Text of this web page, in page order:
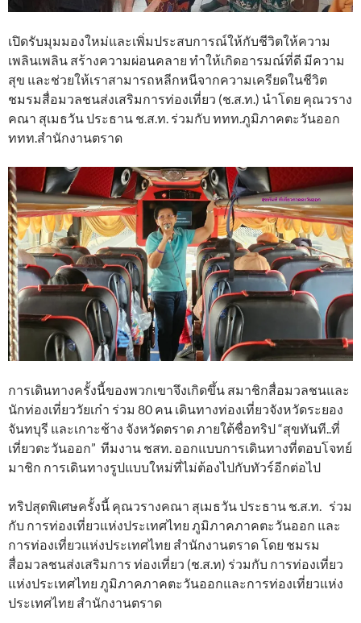
เปิดรับมุมมองใหม่และเพิ่มประสบการณ์ให้กับชีวิตให้ความ
เพลินเพลิน สร้างความผ่อนคลาย ทำให้เกิดอารมณ์ที่ดี มีความ
สุข และช่วยให้เราสามารถหลีกหนีจากความเครียดในชีวิต
ชมรมสื่อมวลชนส่งเสริมการท่องเที่ยว (ช.ส.ท.) นำโดย คุณวราง
คณา สุเมธวัน ประธาน ช.ส.ท. ร่วมกับ ททท.ภูมิภาคตะวันออก
ททท.สำนักงานตราด
การเดินทางครั้งนี้ของพวกเขาจึงเกิดขึ้น สมาชิกสื่อมวลชนและ
นักท่องเที่ยววัยเก๋า ร่วม 80 คน เดินทางท่องเที่ยวจังหวัดระยอง
จันทบุรี และเกาะช้าง จังหวัดตราด ภายใต้ชื่อทริป “สุขทันที..ที่
เที่ยวตะวันออก” ทีมงาน ชสท. ออกแบบการเดินทางที่ตอบโจทย์
มาชิก การเดินทางรูปแบบใหม่ที่ไม่ต้องไปกับทัวร์อีกต่อไป
ทริปสุดพิเศษครั้งนี้ คุณวรางคณา สุเมธวัน ประธาน ช.ส.ท. ร่วม
กับ การท่องเที่ยวแห่งประเทศไทย ภูมิภาคภาคตะวันออก และ
การท่องเที่ยวแห่งประเทศไทย สำนักงานตราด โดย ชมรม
สื่อมวลชนส่งเสริมการ ท่องเที่ยว (ช.ส.ท) ร่วมกับ การท่องเที่ยว
แห่งประเทศไทย ภูมิภาคภาคตะวันออกและการท่องเที่ยวแห่ง
ประเทศไทย สำนักงานตราด